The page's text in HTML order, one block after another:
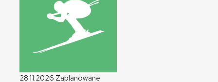
28.11.2026 Zaplanowane